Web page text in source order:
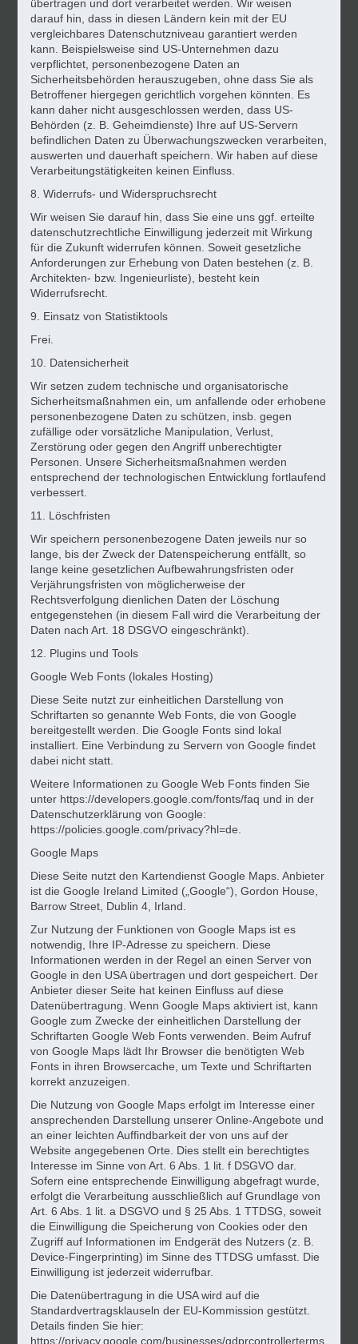
übertragen und dort verarbeitet werden. Wir weisen
darauf hin, dass in diesen Ländern kein mit der EU
vergleichbares Datenschutzniveau garantiert werden
kann. Beispielsweise sind US-Unternehmen dazu
verpflichtet, personenbezogene Daten an
Sicherheitsbehörden herauszugeben, ohne dass Sie als
Betroffener hiergegen gerichtlich vorgehen könnten. Es
kann daher nicht ausgeschlossen werden, dass US-
Behörden (z. B. Geheimdienste) Ihre auf US-Servern
befindlichen Daten zu Überwachungszwecken verarbeiten,
auswerten und dauerhaft speichern. Wir haben auf diese
Verarbeitungstätigkeiten keinen Einfluss.
8. Widerrufs- und Widerspruchsrecht
Wir weisen Sie darauf hin, dass Sie eine uns ggf. erteilte
datenschutzrechtliche Einwilligung jederzeit mit Wirkung
für die Zukunft widerrufen können. Soweit gesetzliche
Anforderungen zur Erhebung von Daten bestehen (z. B.
Architekten- bzw. Ingenieurliste), besteht kein
Widerrufsrecht.
9. Einsatz von Statistiktools
Frei.
10. Datensicherheit
Wir setzen zudem technische und organisatorische
Sicherheitsmaßnahmen ein, um anfallende oder erhobene
personenbezogene Daten zu schützen, insb. gegen
zufällige oder vorsätzliche Manipulation, Verlust,
Zerstörung oder gegen den Angriff unberechtigter
Personen. Unsere Sicherheitsmaßnahmen werden
entsprechend der technologischen Entwicklung fortlaufend
verbessert.
11. Löschfristen
Wir speichern personenbezogene Daten jeweils nur so
lange, bis der Zweck der Datenspeicherung entfällt, so
lange keine gesetzlichen Aufbewahrungsfristen oder
Verjährungsfristen von möglicherweise der
Rechtsverfolgung dienlichen Daten der Löschung
entgegenstehen (in diesem Fall wird die Verarbeitung der
Daten nach Art. 18 DSGVO eingeschränkt).
12. Plugins und Tools
Google Web Fonts (lokales Hosting)
Diese Seite nutzt zur einheitlichen Darstellung von
Schriftarten so genannte Web Fonts, die von Google
bereitgestellt werden. Die Google Fonts sind lokal
installiert. Eine Verbindung zu Servern von Google findet
dabei nicht statt.
Weitere Informationen zu Google Web Fonts finden Sie
unter https://developers.google.com/fonts/faq und in der
Datenschutzerklärung von Google:
https://policies.google.com/privacy?hl=de.
Google Maps
Diese Seite nutzt den Kartendienst Google Maps. Anbieter
ist die Google Ireland Limited („Google“), Gordon House,
Barrow Street, Dublin 4, Irland.
Zur Nutzung der Funktionen von Google Maps ist es
notwendig, Ihre IP-Adresse zu speichern. Diese
Informationen werden in der Regel an einen Server von
Google in den USA übertragen und dort gespeichert. Der
Anbieter dieser Seite hat keinen Einfluss auf diese
Datenübertragung. Wenn Google Maps aktiviert ist, kann
Google zum Zwecke der einheitlichen Darstellung der
Schriftarten Google Web Fonts verwenden. Beim Aufruf
von Google Maps lädt Ihr Browser die benötigten Web
Fonts in ihren Browsercache, um Texte und Schriftarten
korrekt anzuzeigen.
Die Nutzung von Google Maps erfolgt im Interesse einer
ansprechenden Darstellung unserer Online-Angebote und
an einer leichten Auffindbarkeit der von uns auf der
Website angegebenen Orte. Dies stellt ein berechtigtes
Interesse im Sinne von Art. 6 Abs. 1 lit. f DSGVO dar.
Sofern eine entsprechende Einwilligung abgefragt wurde,
erfolgt die Verarbeitung ausschließlich auf Grundlage von
Art. 6 Abs. 1 lit. a DSGVO und § 25 Abs. 1 TTDSG, soweit
die Einwilligung die Speicherung von Cookies oder den
Zugriff auf Informationen im Endgerät des Nutzers (z. B.
Device-Fingerprinting) im Sinne des TTDSG umfasst. Die
Einwilligung ist jederzeit widerrufbar.
Die Datenübertragung in die USA wird auf die
Standardvertragsklauseln der EU-Kommission gestützt.
Details finden Sie hier:
https://privacy.google.com/businesses/gdprcontrollerterms